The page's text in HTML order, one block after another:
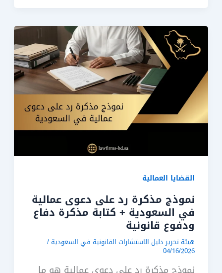
القضايا العمالية
نموذج مذكرة رد على دعوى عمالية
في السعودية + كتابة مذكرة دفاع
ودفوع قانونية
هيئة تحرير دليل الاستشارات القانونية في السعودية /
04/16/2026